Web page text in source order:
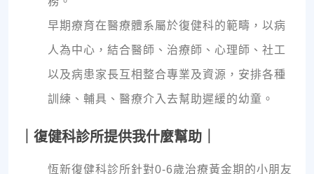
早期療育在醫療體系屬於復健科的範疇，以病
人為中心，結合醫師、治療師、心理師、社工
以及病患家長互相整合專業及資源，安排各種
訓練、輔具、醫療介入去幫助遲緩的幼童。
｜復健科診所提供我什麼幫助｜
恆新復健科診所針對0-6歲治療黃金期的小朋友